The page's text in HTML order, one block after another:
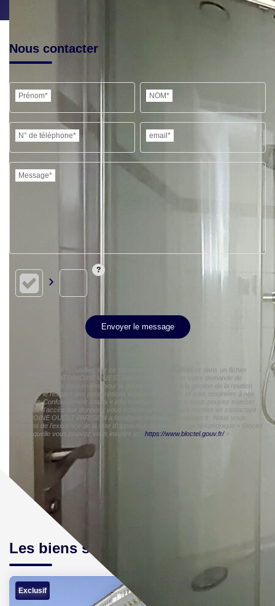
Nous contacter
Prénom* NOM*
N° de téléphone* email*
Message*
Envoyer le message
« Les informations recueillies sur ce formulaire sont enregistrées dans un fichier
informatisé par PATRIMOINE OUEST PARISIEN pour gérer votre demande de
contact. Elles sont conservées pour la durée nécessaire à la gestion de la relation
client dans le respect des prescriptions légales applicables et sont destinées à nos
conseillers Conformément à la loi « informatique et libertés », vous pouvez exercer
votre droit d'accès aux données vous concernant et les faire rectifier en contactant
PATRIMOINE OUEST PARISIEN a.ferri@patrimoineouestparisien.fr. Nous vous
informons de l'existence de la liste d'opposition au démarchage téléphonique « Bloctel
», sur laquelle vous pouvez vous inscrire ici : https://www.bloctel.gouv.fr/»
Les biens similaires
Exclusif